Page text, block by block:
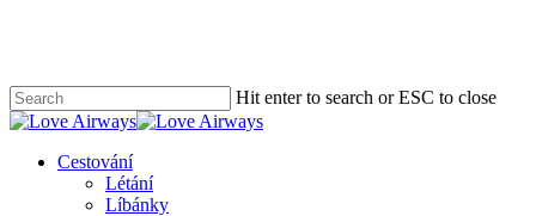
content
Hit enter to search or ESC to close
Close
search
Menu
Cestování
Létání
Líbánky